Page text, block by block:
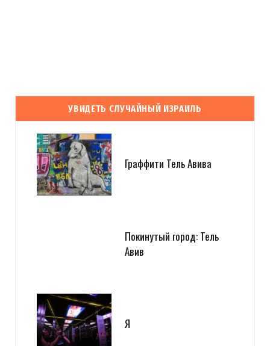
УВИДЕТЬ СЛУЧАЙНЫЙ ИЗРАИЛЬ
Граффити Тель Авива
Покинутый город: Тель
Авив
Я